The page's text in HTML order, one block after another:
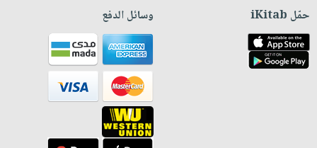
حمّل iKitab وسائل الدفع